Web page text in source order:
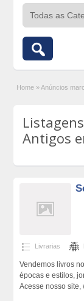
Home » Anúncios
Antigos
Livrarias
Vendemos livros
épocas e estilos,
Acesse nosso site,